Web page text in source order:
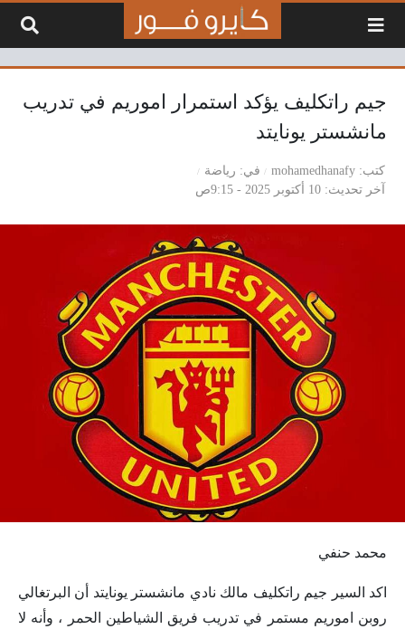
جيم راتكليف يؤكد استمرار اموريم في تدريب
مانشستر يونايتد
كتب mohamedhanafy في
رياضة
آخر تحديث 10 أكتوبر 2025 - 9:15ص
محمد حنفي
اكد السير جيم راتكليف مالك نادي مانشستر يونايتد أن البرتغالي
روبن اموريم مستمر في تدريب فريق الشياطين الحمر ، وأنه لا